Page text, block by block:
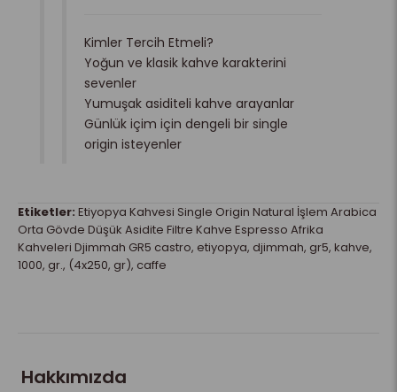
Kimler Tercih Etmeli?
Yoğun ve klasik kahve karakterini
sevenler
Yumuşak asiditeli kahve arayanlar
Günlük içim için dengeli bir single
origin isteyenler
Etiketler: Etiyopya Kahvesi Single Origin Natural İşlem Arabica
Orta Gövde Düşük Asidite Filtre Kahve Espresso Afrika
Kahveleri Djimmah GR5 castro, etiyopya, djimmah, gr5, kahve,
1000, gr., (4x250, gr), caffe
Hakkımızda